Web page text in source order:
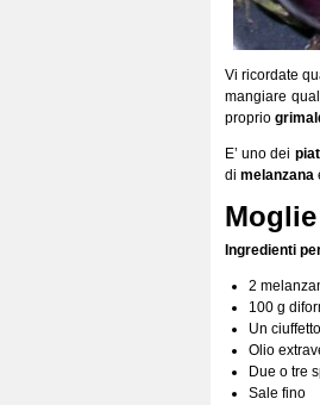
Vi ricordate
mangiare
proprio
E’ uno dei
di melanzana
Ingredienti
2
100 g
Un
Olio
Due o tre
Sale fino